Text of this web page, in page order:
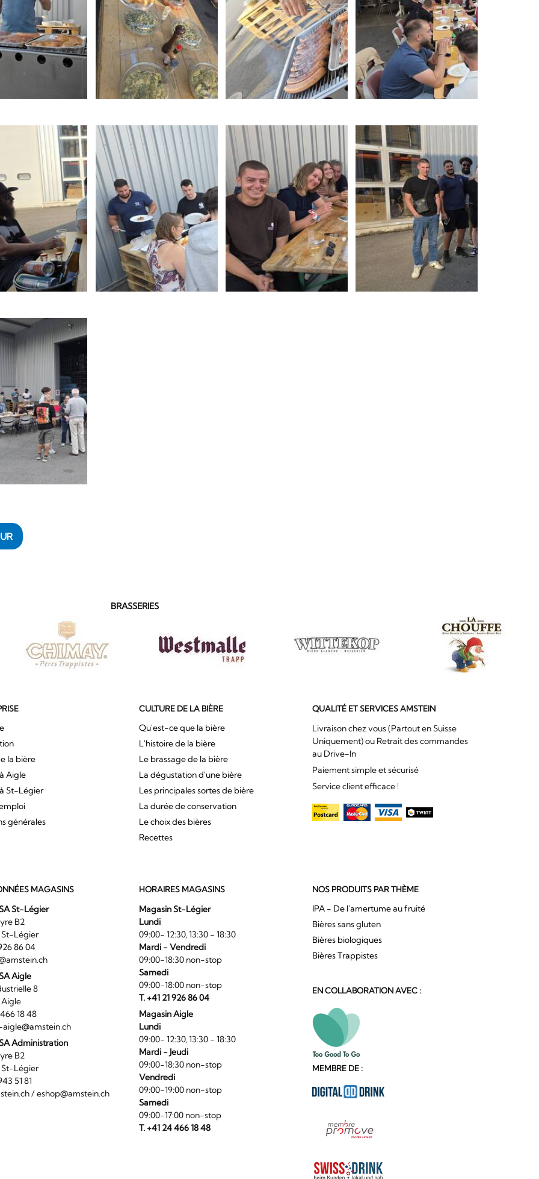
BRASSERIES
la bière
Aigle
St-Légier
générales
CULTURE DE LA BIÈRE
Qu'est-ce que la bière
L'histoire de la bière
Le brassage de la bière
La dégustation d'une bière
Les principales sortes de bière
La durée de conservation
Le choix des bières
Recettes
QUALITÉ ET SERVICES AMSTEIN
Livraison chez vous (Partout en Suisse
Uniquement) ou Retrait des commandes
au Drive-In
Paiement simple et sécurisé
Service client efficace !
MAGASINS
St-Légier
Veyre B2
St-Légier
926 86 04
Aigle
8
Aigle
18 48
Administration
Veyre B2
St-Légier
51 81
/eshop@amstein.ch
HORAIRES MAGASINS
Magasin St-Légier
Lundi
09:00- 12:30, 13:30 - 18:30
Mardi - Vendredi
09:00-18:30 non-stop
Samedi
09:00-18:00 non-stop
T. +41 21 926 86 04
Magasin Aigle
Lundi
09:00- 12:30, 13:30 - 18:30
Mardi - Jeudi
09:00-18:30 non-stop
Vendredi
09:00-19:00 non-stop
Samedi
09:00-17:00 non-stop
T. +41 24 466 18 48
NOS PRODUITS PAR THÈME
IPA - De l'amertume au fruité
Bières sans gluten
Bières biologiques
Bières Trappistes
EN COLLABORATION AVEC :
MEMBRE DE :